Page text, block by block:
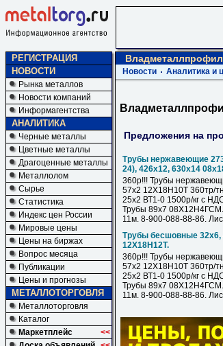
РЕГИСТРАЦИЯ
НОВОСТИ
Рынка металлов
Новости компаний
Информагентства
АНАЛИТИКА
Черные металлы
Цветные металлы
Драгоценные металлы
Металлолом
Сырье
Статистика
Индекс цен России
Мировые цены
Цены на биржах
Вопрос месяца
Публикации
Цены и прогнозы
МЕТАЛЛОТОРГОВЛЯ
Металлоторговля
Каталог
Маркетплейс
<<
Новости Аналитика и
Предложения на
Трубы нержавеющие
24), 426х12, 630х14
360р!!! Трубы
57х2 12Х18Н10Т 360тр/
25х2 ВТ1-0 1500р/кг с
Трубы 89х7
11м. 8-900-088-88-86.
Трубы бесшовные 32х6,
12Х18Н12Т.
360р!!! Трубы
57х2 12Х18Н10Т 360тр/
25х2 ВТ1-0 1500р/кг с
Трубы 89х7
11м. 8-900-088-88-86.